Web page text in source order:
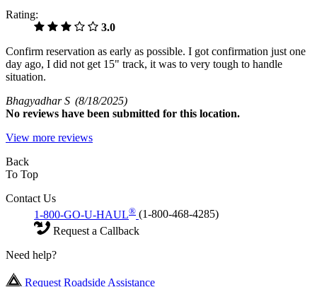
Rating:
3.0
Confirm reservation as early as possible. I got confirmation just one
day ago, I did not get 15" track, it was to very tough to handle
situation.
Bhagyadhar S (8/18/2025)
No reviews have been submitted for this location.
View more reviews
Back
To Top
Contact Us
1-800-GO-U-HAUL® (1-800-468-4285)
Request a Callback
Need help?
Request Roadside Assistance